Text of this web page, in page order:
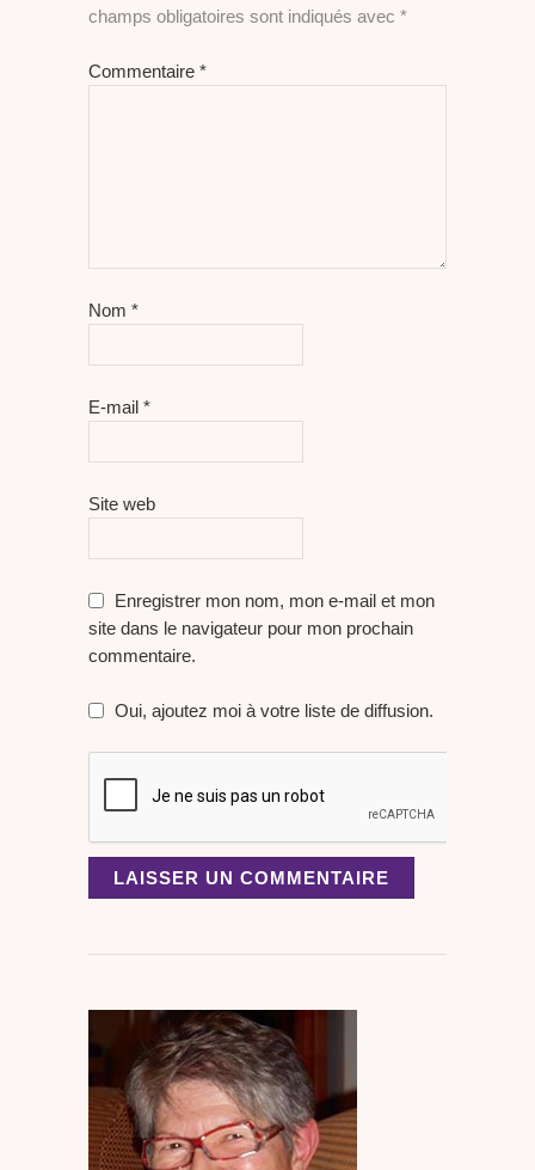
champs obligatoires sont indiqués avec *
Commentaire *
Nom *
E-mail *
Site web
Enregistrer mon nom, mon e-mail et mon
site dans le navigateur pour mon prochain
commentaire.
Oui, ajoutez moi à votre liste de diffusion.